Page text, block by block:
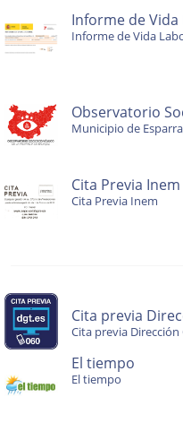
Informe de Vida
Informe de Vida
Observatorio
Municipio de
Cita Previa Inem
Cita Previa Inem
Cita previa
Cita previa Dirección
El tiempo
El tiempo